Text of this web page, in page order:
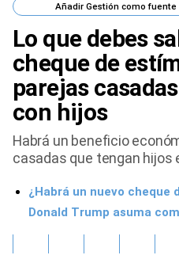
Mi Bolsillo
Respuestas
Gente
Vida Laboral
Tendencias Mix
Sports
AñadirGestión como fuente
Lo que debes
cheque de
parejas
con hijos
Habrá un beneficio
casadas que tengan hijos
¿Habrá un nuevo cheque
Donald Trump asuma